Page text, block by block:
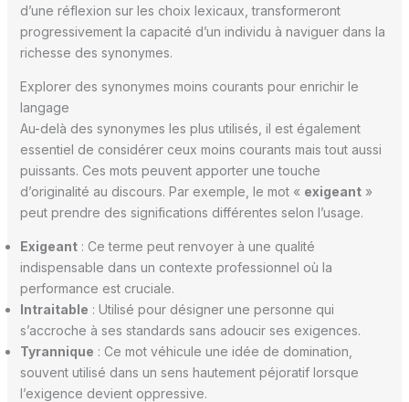
d’une réflexion sur les choix lexicaux, transformeront
progressivement la capacité d’un individu à naviguer dans la
richesse des synonymes.
Explorer des synonymes moins courants pour enrichir le
langage
Au-delà des synonymes les plus utilisés, il est également
essentiel de considérer ceux moins courants mais tout aussi
puissants. Ces mots peuvent apporter une touche
d’originalité au discours. Par exemple, le mot « exigeant»
peut prendre des significations différentes selon l’usage.
Exigeant: Ce terme peut renvoyer à une qualité
indispensable dans un contexte professionnel où la
performance est cruciale.
Intraitable : Utilisé pour désigner une personne qui
s’accroche à ses standards sans adoucir ses exigences.
Tyrannique : Ce mot véhicule une idée de domination,
souvent utilisé dans un sens hautement péjoratif lorsque
l’exigence devient oppressive.